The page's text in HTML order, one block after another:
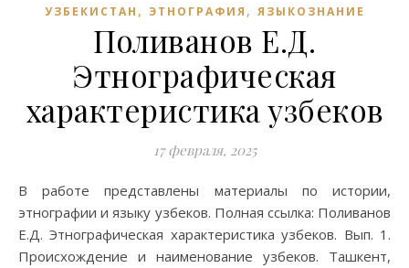
УЗБЕКИСТАН , ЭТНОГРАФИЯ , ЯЗЫКОЗНАНИЕ
Поливанов Е.Д.
Этнографическая
характеристика узбеков
17 февраля, 2025
В работе представлены материалы по истории,
этнографии и языку узбеков. Полная ссылка: Поливанов
Е.Д. Этнографическая характеристика узбеков. Вып. 1.
Происхождение и наименование узбеков. Ташкент,